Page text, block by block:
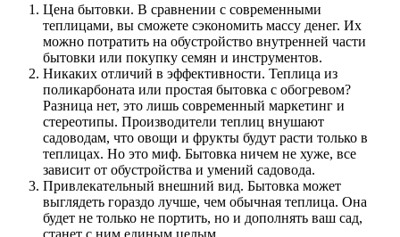
Цена бытовки. В сравнении с современными
теплицами, вы сможете сэкономить массу денег. Их
можно потратить на обустройство внутренней части
бытовки или покупку семян и инструментов.
Никаких отличий в эффективности. Теплица из
поликарбоната или простая бытовка с обогревом?
Разница нет, это лишь современный маркетинг и
стереотипы. Производители теплиц внушают
садоводам, что овощи и фрукты будут расти только в
теплицах. Но это миф. Бытовка ничем не хуже, все
зависит от обустройства и умений садовода.
Привлекательный внешний вид. Бытовка может
выглядеть гораздо лучше, чем обычная теплица. Она
будет не только не портить, но и дополнять ваш сад,
станет с ним единым целым.